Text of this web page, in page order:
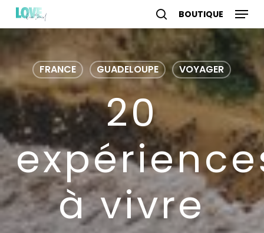
main
search account
Menu
FRANCE GUADELOUPE VOYAGER
20
à vivre